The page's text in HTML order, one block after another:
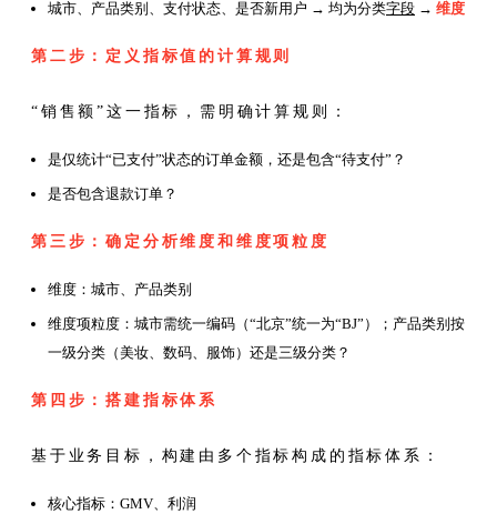
城市、产品类别、支付状态、是否新用户 → 均为分类字段 → 维度
第二步：定义指标值的计算规则
“销售额”这一指标，需明确计算规则：
是仅统计“已支付”状态的订单金额，还是包含“待支付”？
是否包含退款订单？
第三步：确定分析维度和维度项粒度
维度：城市、产品类别
维度项粒度：城市需统一编码（“北京”统一为“BJ”）；产品类别按
一级分类（美妆、数码、服饰）还是三级分类？
第四步：搭建指标体系
基于业务目标，构建由多个指标构成的指标体系：
核心指标：GMV、利润